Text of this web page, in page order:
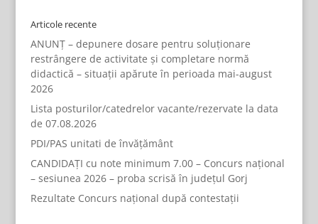
Articole recente
ANUNȚ – depunere dosare pentru soluționare
restrângere de activitate și completare normă
didactică – situații apărute în perioada mai-august
2026
Lista posturilor/catedrelor vacante/rezervate la data
de 07.08.2026
PDI/PAS unitati de învățământ
CANDIDAȚI cu note minimum 7.00 – Concurs național
– sesiunea 2026 – proba scrisă în județul Gorj
Rezultate Concurs național după contestații